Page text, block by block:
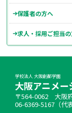
保護者の方へ
求人・採用ご担当
学校法人 大阪創都学園
大阪アニメ
〒564-0062 大阪
06-6369-5167（代表